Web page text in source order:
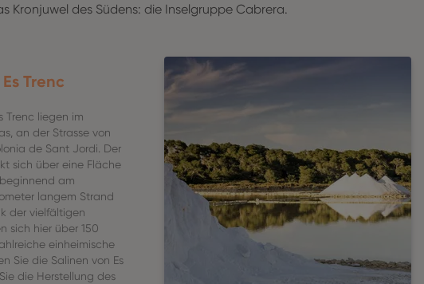
Kronjuwel des Südens: die Inselgruppe Cabrera.
Trenc
Trenc liegen im
an der Strasse von
de Sant Jordi. Der
sich über eine Fläche
am
langem Strand
der vielfältigen
sich hier über 150
einheimische
Sie die Salinen von Es
die Herstellung des